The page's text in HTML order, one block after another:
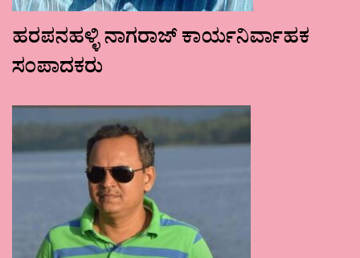
ಹರಪನಹಳ್ಳಿ ನಾಗರಾಜ್ ಕಾರ್ಯನಿರ್ವಾಹಕ
ಸಂಪಾದಕರು